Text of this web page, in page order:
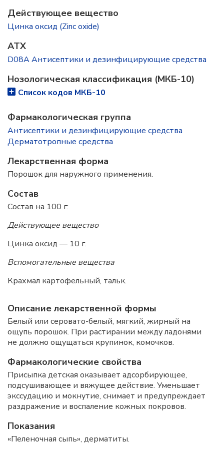
Действующее вещество
Цинка оксид (Zinc oxide)
ATX
D08A Антисептики и дезинфицирующие средства
Нозологическая классификация (МКБ-10)
Список кодов МКБ-10
Фармакологическая группа
Антисептики и дезинфицирующие средства
Дерматотропные средства
Лекарственная форма
Порошок для наружного применения.
Состав
Состав на 100 г:
Действующее вещество
Цинка оксид — 10 г.
Вспомогательные вещества
Крахмал картофельный, тальк.
Описание лекарственной формы
Белый или серовато-белый, мягкий, жирный на
ощупь порошок. При растирании между ладонями
не должно ощущаться крупинок, комочков.
Фармакологические свойства
Присыпка детская оказывает адсорбирующее,
подсушивающее и вяжущее действие. Уменьшает
экссудацию и мокнутие, снимает и предупреждает
раздражение и воспаление кожных покровов.
Показания
«Пеленочная сыпь», дерматиты.